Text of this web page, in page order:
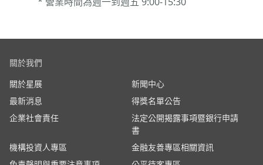
關於我們
關於星展
新聞中心
最新消息
得獎名單公告
企業社會責任
法定公開揭露事項暨銀行申請
書
機構投資人專區
金融友善專區相關資訊